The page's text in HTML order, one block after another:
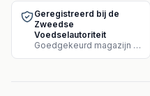
Geregistreerd bij de
Zweedse
Voedselautoriteit
Goedgekeurd magazijn voor supplementenverkoop